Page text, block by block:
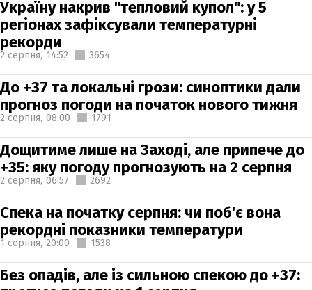
Україну накрив "тепловий купол": у 5
регіонах зафіксували температурні
рекорди
2 серпня, 14:52 3654
До +37 та локальні грози: синоптики дали
прогноз погоди на початок нового тижня
2 серпня, 08:00 1791
Дощитиме лише на Заході, але припече до
+35: яку погоду прогнозують на 2 серпня
2 серпня, 06:57 2692
Спека на початку серпня: чи поб'є вона
рекордні показники температури
1 серпня, 20:00 1538
Без опадів, але із сильною спекою до +37: